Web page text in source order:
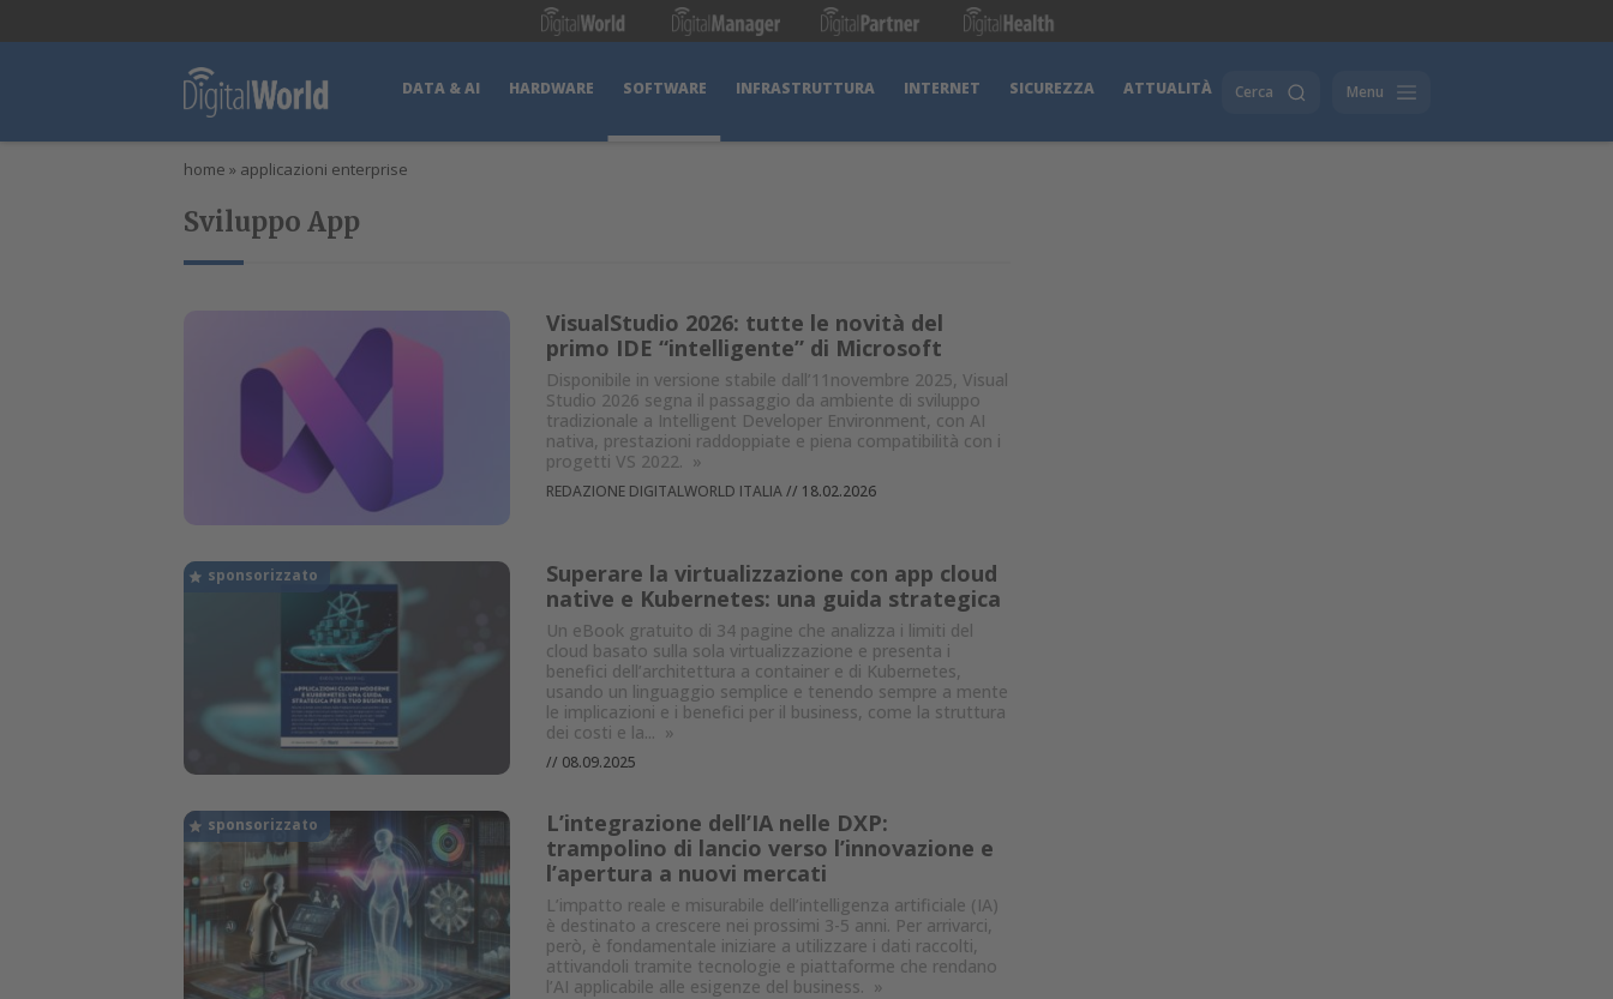
DATA & AI HARDWARE SOFTWARE INFRASTRUTTURA INTERNET SICUREZZA ATTUALITÀ Cerca Menu
home » applicazioni enterprise
Sviluppo App
VisualStudio 2026: tutte le novità del
primo IDE “intelligente” di Microsoft
Disponibile in versione stabile dall’11novembre 2025, Visual
Studio 2026 segna il passaggio da ambiente di sviluppo
tradizionale a Intelligent Developer Environment, con AI
nativa, prestazioni raddoppiate e piena compatibilità con i
progetti VS 2022. »
REDAZIONE DIGITALWORLD ITALIA// 18.02.2026
Superare la virtualizzazione con app cloud
native e Kubernetes: una guida strategica
Un eBook gratuito di 34 pagine che analizza i limiti del
cloud basato sulla sola virtualizzazione e presenta i
benefici dell’architettura a container e di Kubernetes,
usando un linguaggio semplice e tenendo sempre a mente
le implicazioni e i benefici per il business, come la struttura
dei costi e la... »
// 08.09.2025
L’integrazione dell’IA nelle DXP:
trampolino di lancio verso l’innovazione e
l’apertura a nuovi mercati
L’impatto reale e misurabile dell’intelligenza artificiale (IA)
è destinato a crescere nei prossimi 3-5 anni. Per arrivarci,
però, è fondamentale iniziare a utilizzare i dati raccolti,
attivandoli tramite tecnologie e piattaforme che rendano
l’AI applicabile alle esigenze del business. »